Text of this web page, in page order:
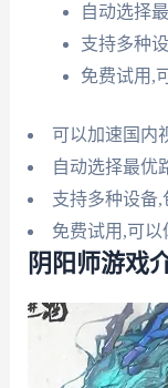
自动选择
支持多种
免费试用,
可以加速国内
自动选择最优
支持多种设备
免费试用,可以
阴阳师游戏